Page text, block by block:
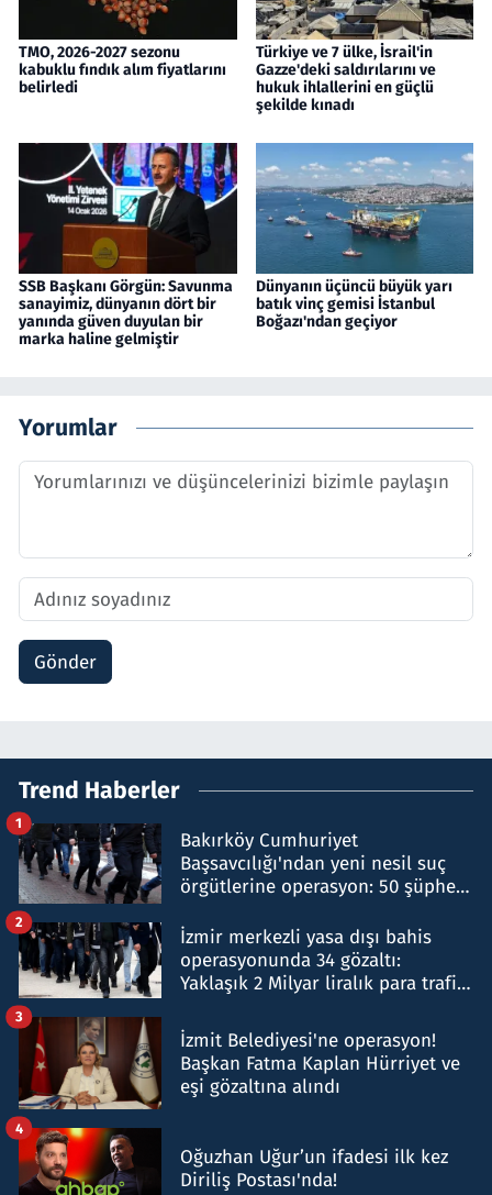
TMO, 2026-2027 sezonu
kabuklu fındık alım fiyatlarını
belirledi
Türkiye ve 7 ülke, İsrail'in
Gazze'deki saldırılarını ve
hukuk ihlallerini en güçlü
şekilde kınadı
SSB Başkanı Görgün: Savunma
sanayimiz, dünyanın dört bir
yanında güven duyulan bir
marka haline gelmiştir
Dünyanın üçüncü büyük yarı
batık vinç gemisi İstanbul
Boğazı'ndan geçiyor
Yorumlar
Gönder
Trend Haberler
Bakırköy Cumhuriyet
Başsavcılığı'ndan yeni nesil suç
örgütlerine operasyon: 50 şüpheli
1
İzmir merkezli yasa dışı bahis
operasyonunda 34 gözaltı:
Yaklaşık 2 Milyar liralık para trafiği
2
İzmit Belediyesi'ne operasyon!
Başkan Fatma Kaplan Hürriyet ve
eşi gözaltına alındı
3
Oğuzhan Uğur’un ifadesi ilk kez
Diriliş Postası'nda!
4